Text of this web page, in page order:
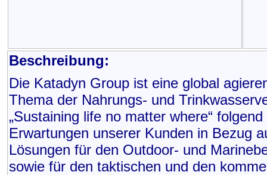
Beschreibung:
Die Katadyn Group ist eine global
Thema der Nahrungs- und
„Sustaining life no matter where“
Erwartungen unserer Kunden in Bezug
Lösungen für den Outdoor- und
sowie für den taktischen und den